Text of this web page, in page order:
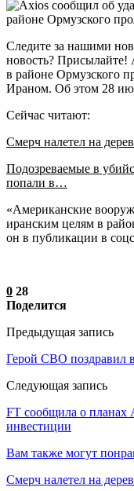
Следите за нашими
новость? Присылайте!
в районе Ормузского
Ираном. Об этом 28
Сейчас читают:
Смерч налетел на
Подозреваемые в
попали в…
«Американские
иранским целям в
он в публикации в
0 28
Поделится
Предыдущая запись
Герой СВО поздравил
Следующая запись
FT сообщила о планах
инвестиции
Вам также могут
Смерч налетел на